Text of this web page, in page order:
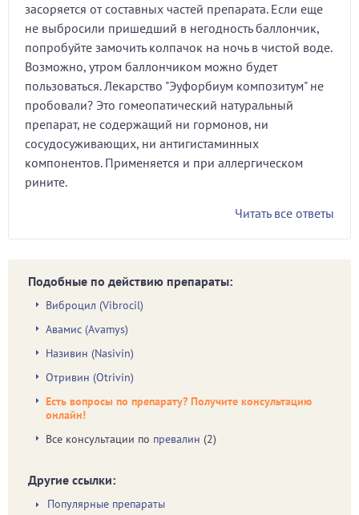
засоряется от составных частей препарата. Если еще
не выбросили пришедший в негодность баллончик,
попробуйте замочить колпачок на ночь в чистой воде.
Возможно, утром баллончиком можно будет
пользоваться. Лекарство "Эуфорбиум композитум" не
пробовали? Это гомеопатический натуральный
препарат, не содержащий ни гормонов, ни
сосудосуживающих, ни антигистаминных
компонентов. Применяется и при аллергическом
рините.
Читать все ответы
Подобные по действию препараты:
Виброцил (Vibrocil)
Авамис (Avamys)
Називин (Nasivin)
Отривин (Otrivin)
Есть вопросы по препарату? Получите консультацию
онлайн!
Все консультации по превалин (2)
Другие ссылки:
Популярные препараты